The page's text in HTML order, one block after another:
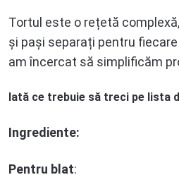
Tortul este o rețetă
și pași separați pentru
am încercat să simplificăm
Iată ce trebuie să treci pe lista
Ingrediente:
Pentru blat: